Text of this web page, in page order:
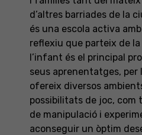
d’altres barriades de la
és una escola activa
reflexiu que parteix de
l’infant és el principal
seus aprenentatges, per
ofereix diversos
possibilitats de joc, com
de manipulació i
aconseguir un òptim